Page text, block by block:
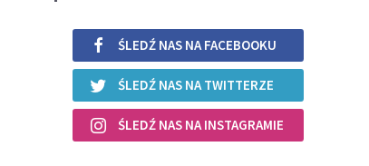
ŚLEDŹ NAS NA FACEBOOKU
ŚLEDŹ NAS NA TWITTERZE
ŚLEDŹ NAS NA INSTAGRAMIE